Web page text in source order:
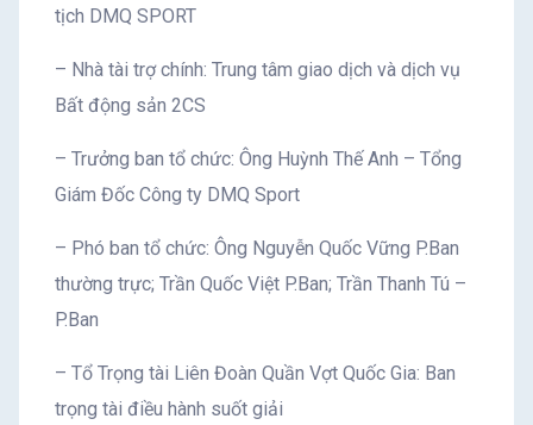
tịch DMQ SPORT
– Nhà tài trợ chính: Trung tâm giao dịch và dịch vụ
Bất động sản 2CS
– Trưởng ban tổ chức: Ông Huỳnh Thế Anh – Tổng
Giám Đốc Công ty DMQ Sport
– Phó ban tổ chức: Ông Nguyễn Quốc Vững P.Ban
thường trực; Trần Quốc Việt P.Ban; Trần Thanh Tú –
P.Ban
– Tổ Trọng tài Liên Đoàn Quần Vợt Quốc Gia: Ban
trọng tài điều hành suốt giải